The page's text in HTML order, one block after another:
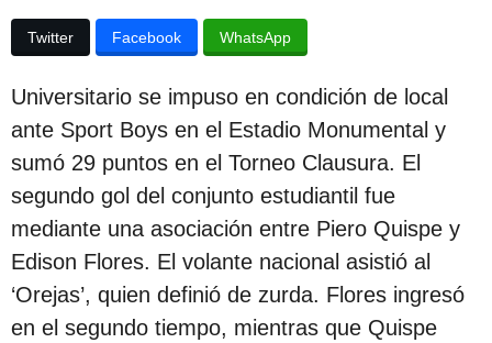
i
ó
n
s
d
Twitter Facebook WhatsApp
Universitario se impuso en condición de local
ante Sport Boys en el Estadio Monumental y
sumó 29 puntos en el Torneo Clausura. El
segundo gol del conjunto estudiantil fue
mediante una asociación entre Piero Quispe y
Edison Flores. El volante nacional asistió al
‘Orejas’, quien definió de zurda. Flores ingresó
en el segundo tiempo, mientras que Quispe